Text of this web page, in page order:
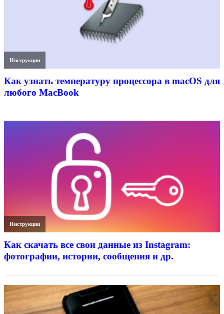
Инструкции
Как узнать температуру процессора в macOS для
любого MacBook
Инструкции
Как скачать все свои данные из Instagram:
фотографии, истории, сообщения и др.